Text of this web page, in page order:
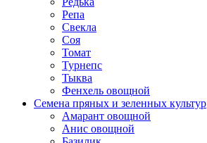
Репа
Свекла
Соя
Томат
Турнепс
Тыква
Фенхель овощной
Семена пряных и зеленных культур
Амарант овощной
Анис овощной